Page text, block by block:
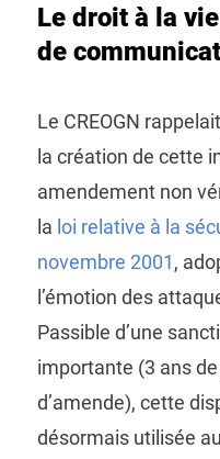
Le droit à la
de
Le CREOGN
la création de cette
amendement non
la loi relative à la
novembre 2001,
l’émotion des
Passible d’une
importante (3 ans
d’amende), cette
désormais utilisée